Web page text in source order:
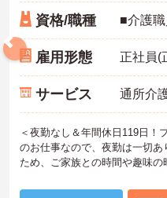
資格/職種
雇用形態 正社員(
サービス 通所介
＜夜勤なし＆年間休日119日！
のお仕事なので、夜勤は一切
ため、ご家族との時間や趣味の
れ、年間休日はたっぷり119日